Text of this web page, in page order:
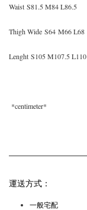
Waist S81.5 M84 L86.5
Thigh Wide S64 M66 L68
Lenght S105 M107.5 L110
*centimeter*
運送方式：
一般宅配